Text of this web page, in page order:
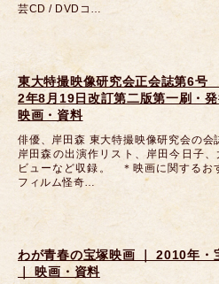
芸CD / DVDコ…
東大特撮映像研究会正会誌第6
2年8月19日改訂第二版第一刷・
映画・資料
俳優、岸田森 東大特撮映像研究会の会
岸田森の出演作リスト、岸田今日子
ビューなど収録。 ＊映画に関するお
フィルム怪奇…
わが青春の宝塚映画 ｜ 2010年・
｜ 映画・資料